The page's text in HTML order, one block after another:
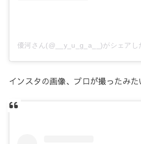
優河さん(@__y_u_g_a__)がシェアし
インスタの画像、プロが撮ったみた